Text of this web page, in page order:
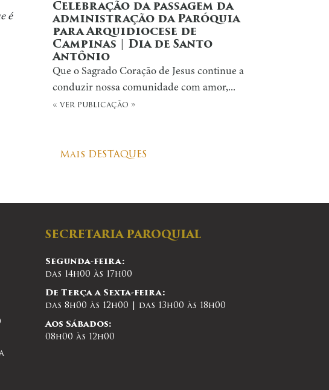
é
Celebração da passagem da
administração da Paróquia
para Arquidiocese de
Campinas | Dia de Santo
Antônio
Que o Sagrado Coração de Jesus continue a
conduzir nossa comunidade com amor,...
« ver publicação »
Mais DESTAQUES
SECRETARIA PAROQUIAL
Segunda-feira:
das 14h00 às 17h00
De Terça a Sexta-feira:
das 8h00 às 12h00 | das 13h00 às 18h00
Aos Sábados:
08h00 às 12h00